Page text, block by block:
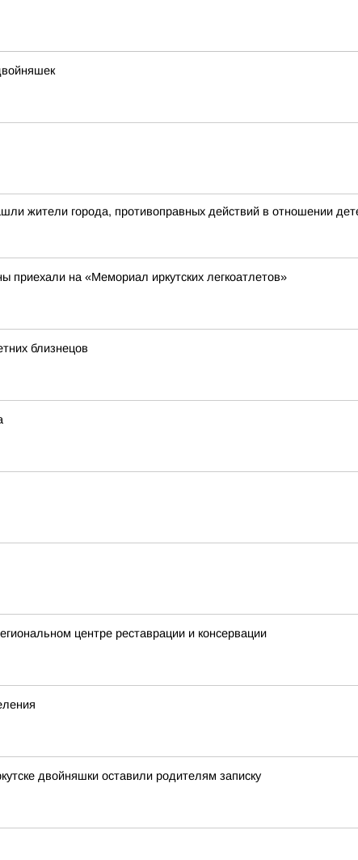
жители города, противоправных действий в отношении
приехали на «Мемориал иркутских легкоатлетов»
близнецов
центре реставрации и консервации
двойняшки оставили родителям записку